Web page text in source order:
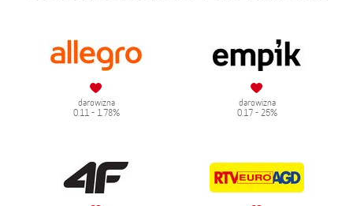
darowizna
0.11 - 1.78%
darowizna
0.17 - 25%